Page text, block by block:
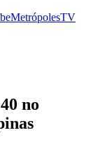
MetrópolesTV
no